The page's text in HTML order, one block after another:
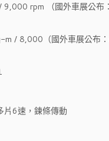
9,000 rpm （國外車展公
m / 8,000（國外車展公布
片6速，鍊條傳動